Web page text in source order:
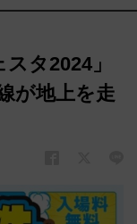
タ2024」
が地上を走